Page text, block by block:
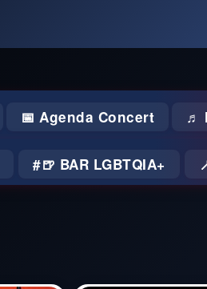
📅 Agenda Concert ♬
🍺 BAR LGBTQIA+